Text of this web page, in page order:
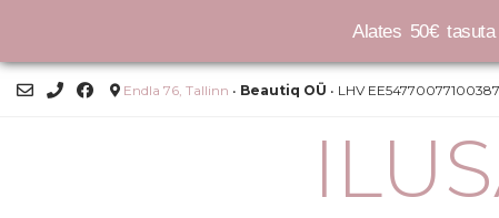
Skip
Endla 76, Tallinn • Beautiq OÜ • LHV
Alates 50€